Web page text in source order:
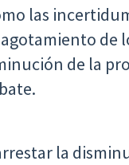
las
de
de la
la